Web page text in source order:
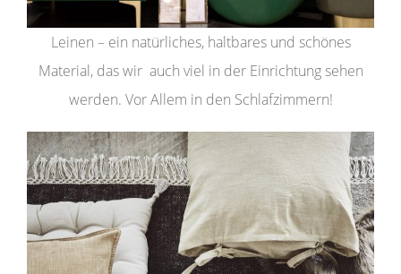
Leinen – ein natürliches, haltbares und schönes
Material, das wir auch viel in der Einrichtung sehen
werden. Vor Allem in den Schlafzimmern!